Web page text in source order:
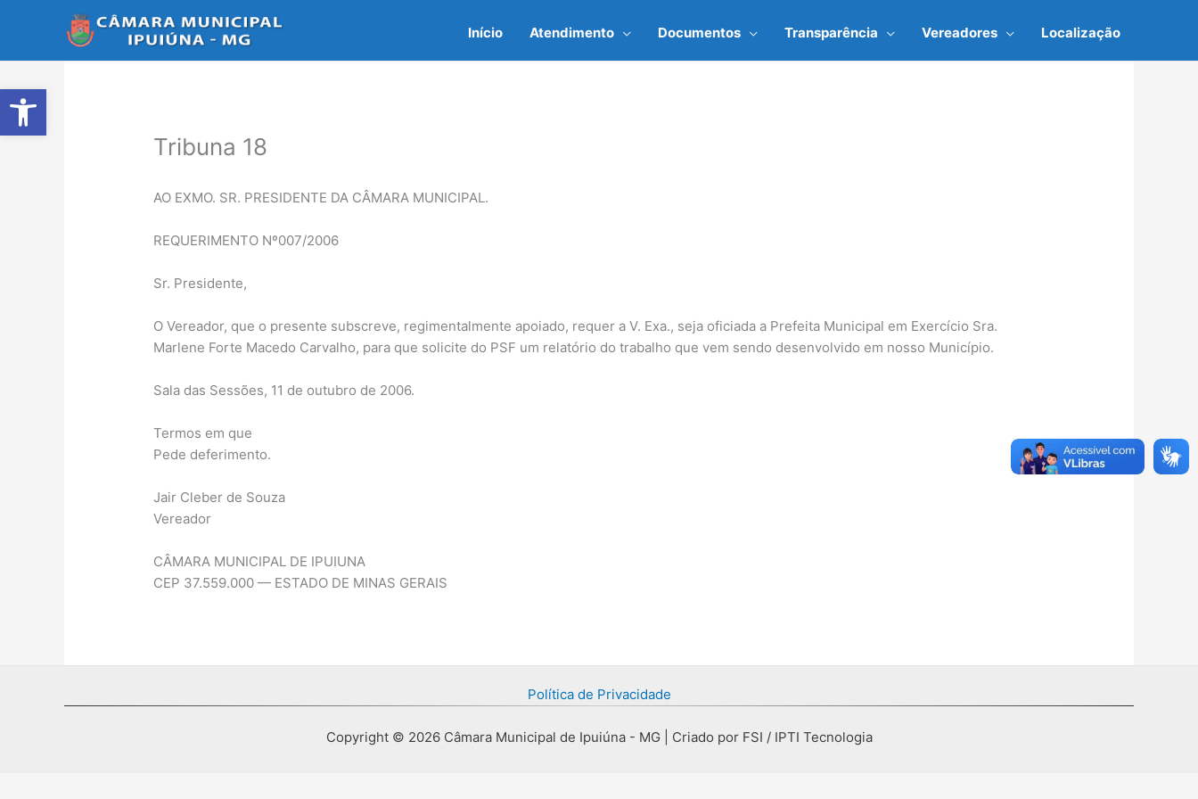
Abrir a barra de ferramentas
Início Atendimento Documentos Transparência Vereadores Localização
Tribuna 18
AO EXMO. SR. PRESIDENTE DA CÂMARA MUNICIPAL.
REQUERIMENTO Nº007/2006
Sr. Presidente,
O Vereador, que o presente subscreve, regimentalmente apoiado, requer a V. Exa., seja oficiada a Prefeita Municipal em Exercício Sra.
Marlene Forte Macedo Carvalho, para que solicite do PSF um relatório do trabalho que vem sendo desenvolvido em nosso Município.
Sala das Sessões, 11 de outubro de 2006.
Termos em que
Pede deferimento.
Jair Cleber de Souza
Vereador
CÂMARA MUNICIPAL DE IPUIUNA
CEP 37.559.000 — ESTADO DE MINAS GERAIS
Política de Privacidade
Copyright © 2026 Câmara Municipal de Ipuiúna - MG | Criado por FSI / IPTI Tecnologia